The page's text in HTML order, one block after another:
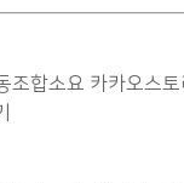
조합소요 카카오스